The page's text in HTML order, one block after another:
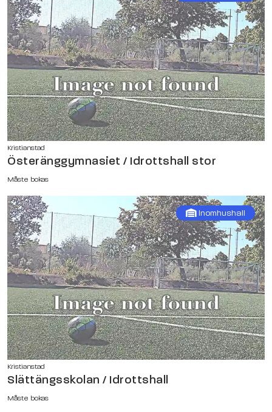
Kristianstad
Österänggymnasiet / Idrottshall stor
Måste bokas
Inomhushall
Kristianstad
Slättängsskolan / Idrottshall
Måste bokas